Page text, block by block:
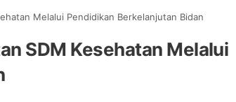
Melalui Pendidikan Berkelanjutan Bidan
SDM Kesehatan Melalui